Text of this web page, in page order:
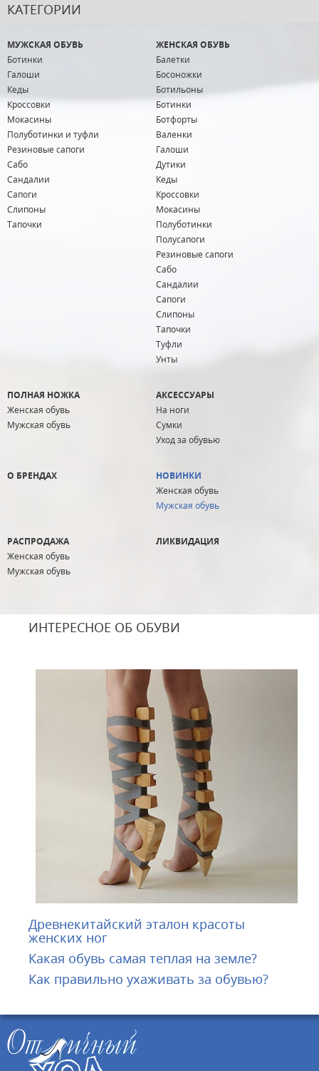
КАТЕГОРИИ
МУЖСКАЯ ОБУВЬ
Ботинки
Галоши
Кеды
Кроссовки
Мокасины
Полуботинки и туфли
Резиновые сапоги
Сабо
Сандалии
Сапоги
Слипоны
Тапочки
ЖЕНСКАЯ ОБУВЬ
Балетки
Босоножки
Ботильоны
Ботинки
Ботфорты
Валенки
Галоши
Дутики
Кеды
Кроссовки
Мокасины
Полуботинки
Полусапоги
Резиновые сапоги
Сабо
Сандалии
Сапоги
Слипоны
Тапочки
Туфли
Унты
ПОЛНАЯ НОЖКА
Женская обувь
Мужская обувь
АКСЕССУАРЫ
На ноги
Сумки
Уход за обувью
О БРЕНДАХ
НОВИНКИ
Женская обувь
Мужская обувь
РАСПРОДАЖА
Женская обувь
Мужская обувь
ЛИКВИДАЦИЯ
ИНТЕРЕСНОЕ ОБ ОБУВИ
Древнекитайский эталон красоты
женских ног
Какая обувь самая теплая на земле?
Как правильно ухаживать за обувью?